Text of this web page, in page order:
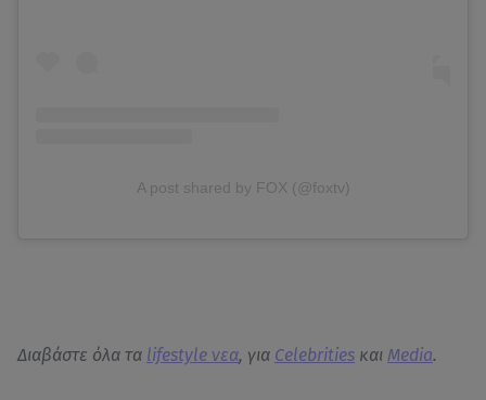
A post shared by FOX (@foxtv)
Διαβάστε όλα τα lifestyle νεα, για Celebrities και Media.